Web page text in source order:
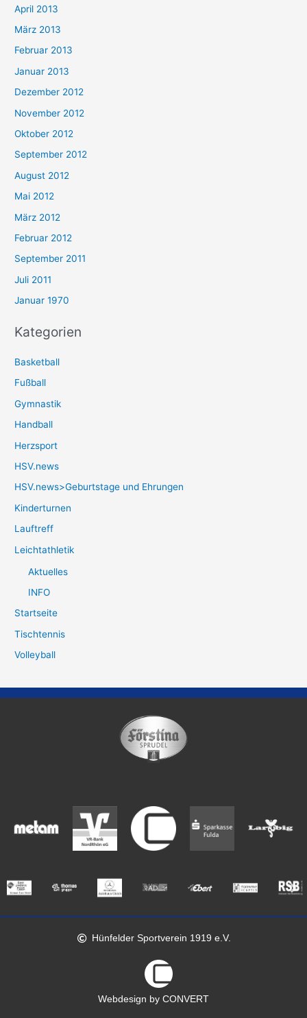
April 2013
März 2013
Februar 2013
Januar 2013
Dezember 2012
November 2012
Oktober 2012
September 2012
August 2012
Mai 2012
März 2012
Februar 2012
September 2011
Juli 2011
Januar 1970
Kategorien
Basketball
Fußball
Gymnastik
Handball
Herzsport
HSV.news
HSV.news>Geburtstage und Ehrungen
Kinderturnen
Lauftreff
Leichtathletik
Aktuelles
INFO
Startseite
Tischtennis
Volleyball
Hünfelder Sportverein 1919 e.V.
Webdesign by CONVERT